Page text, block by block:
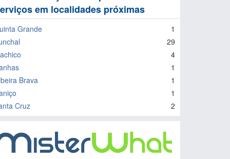
em localidades próximas
Grande
1
29
4
1
Brava
1
1
Cruz
2